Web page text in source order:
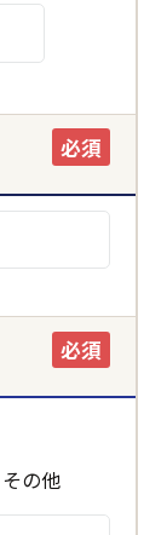
必須
必須
その他